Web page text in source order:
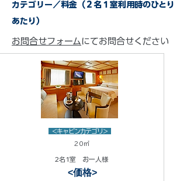
カテゴリー／料金（２名１室利用時のひとり
あたり）
お問合せフォームにてお問合せください
<キャビンカテゴリ>
20㎡
2名1室 お一人様
<価格>